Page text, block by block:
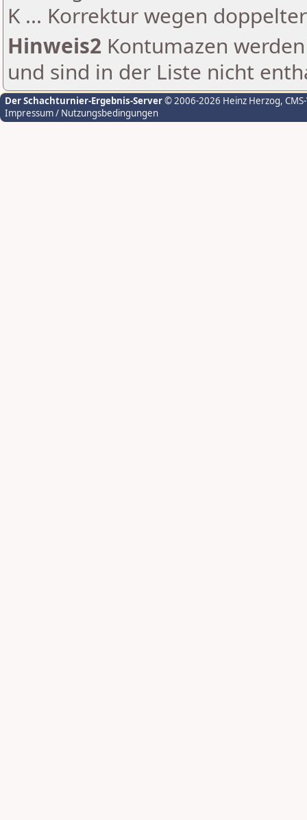
K ... Korrektur wegen
Hinweis2 Kontumazen
und sind in der Liste nicht
Der Schachturnier-Ergebnis-Server© 2006-2026 Heinz Herzog,
Impressum / Nutzungsbedingungen